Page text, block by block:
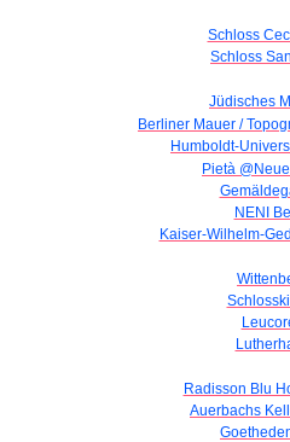
Schloss
Schloss
Jüdisches
Berliner Mauer /
Humboldt-
Pietà
NENI
Kaiser-Wilhelm-
Radisson Blu
Auerbachs